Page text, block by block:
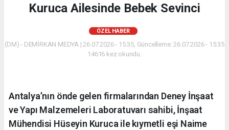
Kuruca Ailesinde Bebek Sevinci
ÖZEL HABER
(DM) - DEMİRKAN MEDYA | 26.07.2026 - 15:35, Güncelleme: 26.07.2026 - 15:35
14616 kez okundu.
Antalya’nın önde gelen firmalarından Deney İnşaat
ve Yapı Malzemeleri Laboratuvarı sahibi, İnşaat
Mühendisi Hüseyin Kuruca ile kıymetli eşi Naime